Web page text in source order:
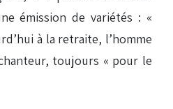
émission de variétés : «
à la retraite, l’homme
toujours « pour le